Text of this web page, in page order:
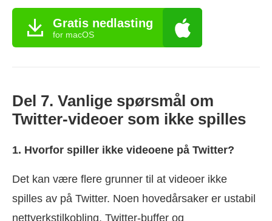
Gratis nedlasting
for macOS
Del 7. Vanlige spørsmål om
Twitter-videoer som ikke spilles
1. Hvorfor spiller ikke videoene på Twitter?
Det kan være flere grunner til at videoer ikke
spilles av på Twitter. Noen hovedårsaker er ustabil
nettverkstilkobling, Twitter-buffer og